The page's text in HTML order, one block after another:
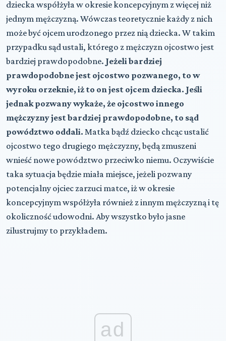
dziecka współżyła w okresie koncepcyjnym z więcej niż
jednym mężczyzną. Wówczas teoretycznie każdy z nich
może być ojcem urodzonego przez nią dziecka. W takim
przypadku sąd ustali, którego z mężczyzn ojcostwo jest
bardziej prawdopodobne. Jeżeli bardziej
prawdopodobne jest ojcostwo pozwanego, to w
wyroku orzeknie, iż to on jest ojcem dziecka. Jeśli
jednak pozwany wykaże, że ojcostwo innego
mężczyzny jest bardziej prawdopodobne, to sąd
powództwo oddali. Matka bądź dziecko chcąc ustalić
ojcostwo tego drugiego mężczyzny, będą zmuszeni
wnieść nowe powództwo przeciwko niemu. Oczywiście
taka sytuacja będzie miała miejsce, jeżeli pozwany
potencjalny ojciec zarzuci matce, iż w okresie
koncepcyjnym współżyła również z innym mężczyzną i tę
okoliczność udowodni. Aby wszystko było jasne
zilustrujmy to przykładem.
ad